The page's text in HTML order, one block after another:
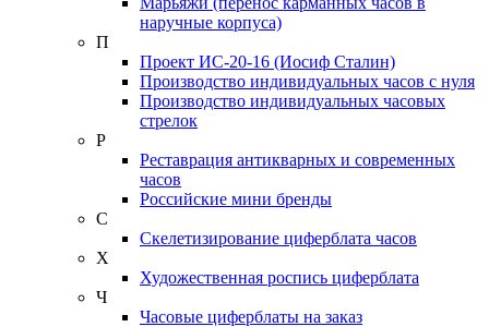
наручные корпуса)
П
Проект ИС-20-16 (Иосиф Сталин)
Производство индивидуальных часов с нуля
Производство индивидуальных часовых
стрелок
Р
Реставрация антикварных и современных
часов
Российские мини бренды
С
Скелетизирование циферблата часов
Х
Художественная роспись циферблата
Ч
Часовые циферблаты на заказ